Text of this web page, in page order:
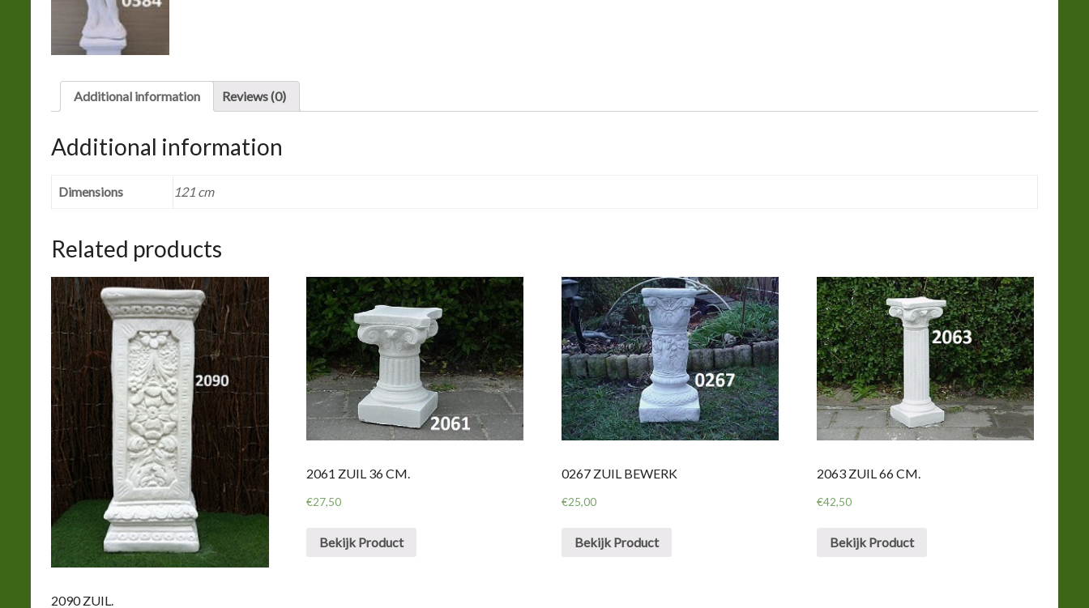
Additional information Reviews (0)
Additional information
Dimensions 121 cm
Related products
2090 ZUIL.
2061 ZUIL 36 CM.
€27,50
Bekijk Product
0267 ZUIL BEWERK
€25,00
Bekijk Product
2063 ZUIL 66 CM.
€42,50
Bekijk Product